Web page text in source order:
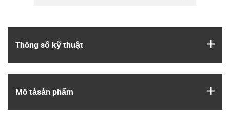
Thông số kỹ thuật
Mô tả­sản phẩm